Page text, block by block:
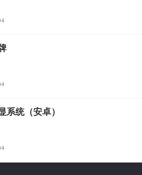
系统（安卓）